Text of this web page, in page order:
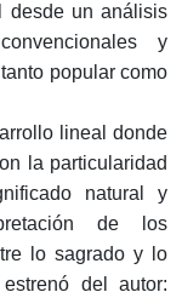
desde un análisis
y
popular como
lineal donde
la particularidad
natural y
de los
lo sagrado y lo
del autor: